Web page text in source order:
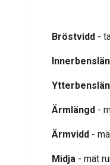
Bröstvidd -
Ärmlängd -
Ärmvidd -
Midja - mät